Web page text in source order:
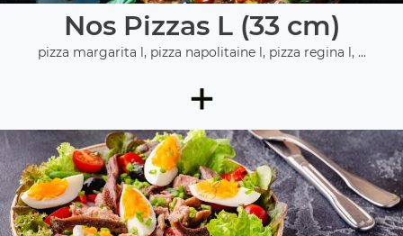
Nos Pizzas L (33 cm)
pizza margarita l, pizza napolitaine l, pizza regina l, ...
+